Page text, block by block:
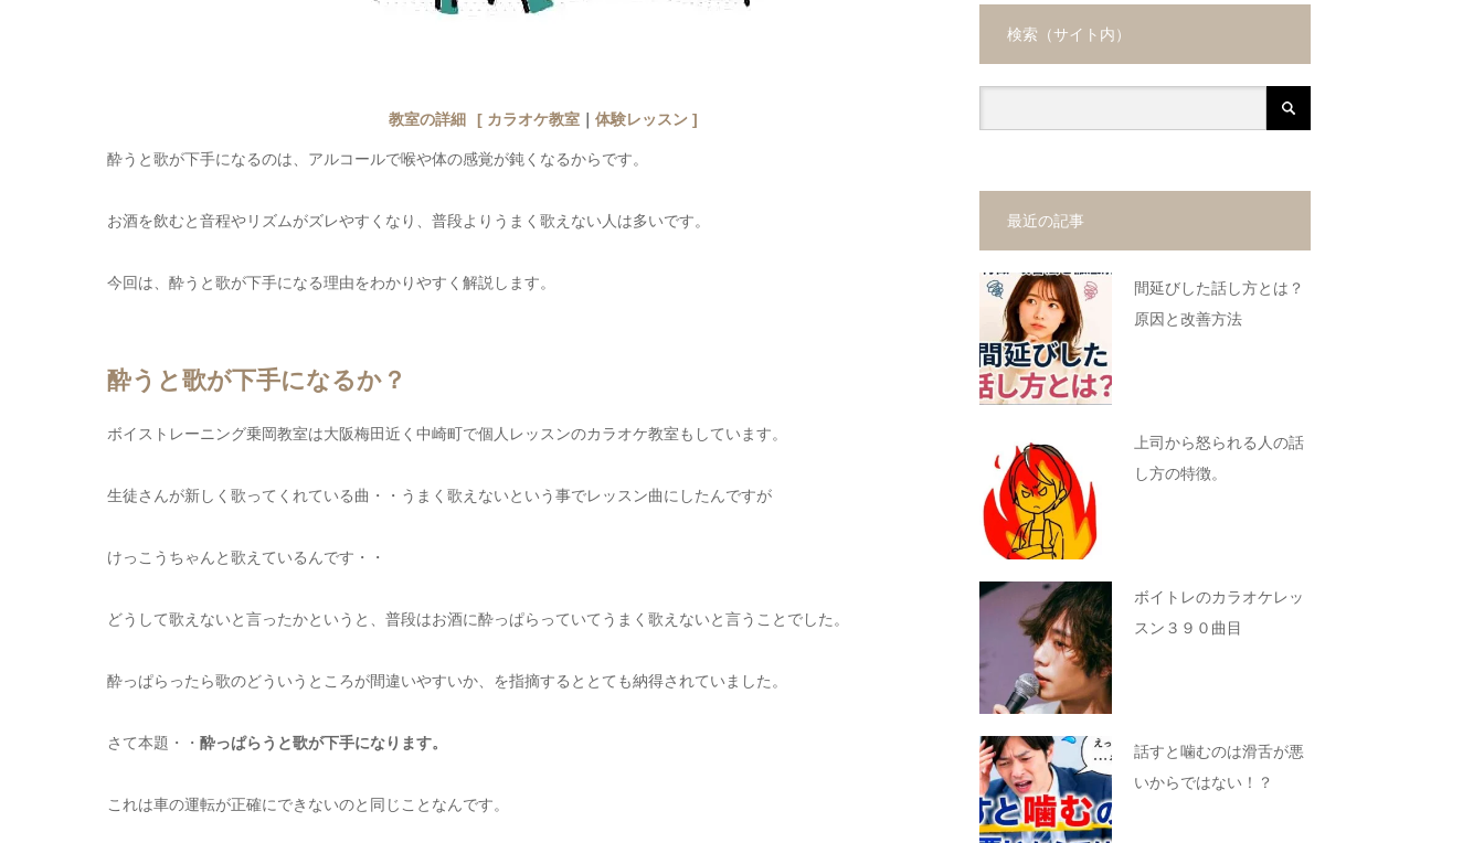
教室の詳細 [ カラオケ教室｜ 体験レッスン]
酔うと歌が下手になるのは、アルコールで喉や体の感覚が鈍くなるからです。
お酒を飲むと音程やリズムがズレやすくなり、普段よりうまく歌えない人は多いです。
今回は、酔うと歌が下手になる理由をわかりやすく解説します。
酔うと歌が下手になるか？
ボイストレーニング乗岡教室は大阪梅田近く中崎町で個人レッスンのカラオケ教室もしています。
生徒さんが新しく歌ってくれている曲・・うまく歌えないという事でレッスン曲にしたんですが
けっこうちゃんと歌えているんです・・
どうして歌えないと言ったかというと、普段はお酒に酔っぱらっていてうまく歌えないと言うことでした。
酔っぱらったら歌のどういうところが間違いやすいか、を指摘するととても納得されていました。
さて本題・・ 酔っぱらうと歌が下手になります。
これは車の運転が正確にできないのと同じことなんです。
検索（サイト内）
最近の記事
間延びした話し方とは？
原因と改善方法
上司から怒られる人の話
し方の特徴。
ボイトレのカラオケレッ
スン３９０曲目
話すと噛むのは滑舌が悪
いからではない！？